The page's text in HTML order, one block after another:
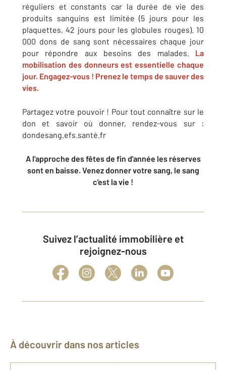
réguliers et constants car la durée de vie des
produits sanguins est limitée (5 jours pour les
plaquettes, 42 jours pour les globules rouges). 10
000 dons de sang sont nécessaires chaque jour
pour répondre aux besoins des malades. La
mobilisation des donneurs est essentielle chaque
jour. Engagez-vous ! Prenez le temps de sauver des
vies.
Partagez votre pouvoir ! Pour tout connaître sur le
don et savoir où donner, rendez-vous sur :
dondesang.efs.santé.fr
A l'approche des fêtes de fin d'année les réserves
sont en baisse. Venez donner votre sang, le sang
c'est la vie !
Suivez l’actualité immobilière et
rejoignez-nous
À découvrir dans nos articles